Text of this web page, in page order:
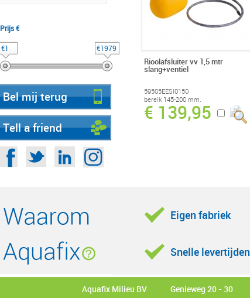
Prijs €
€1 €1979
Bel mij terug
Tell a friend
Rioolafsluiter vv 1,5 mtr
slang+ventiel
59505EESI0150
bereik 145-200 mm.
€ 139,95
Eigen fabriek
Snelle levertijden
Aquafix Milieu BV Genieweg 20 - 30